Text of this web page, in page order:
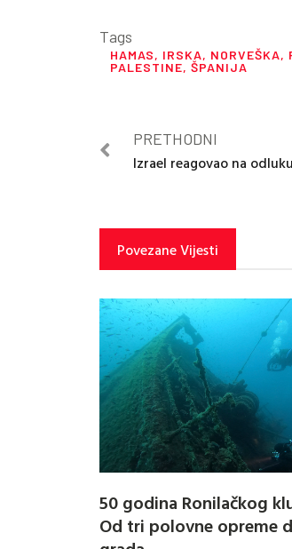
Tags
HAMAS, IRSKA, NORVEŠKA,
PALESTINE, ŠPANIJA
PRETHODNI
Povezane Vijesti
50 godina Ronilačkog
Od tri polovne opreme